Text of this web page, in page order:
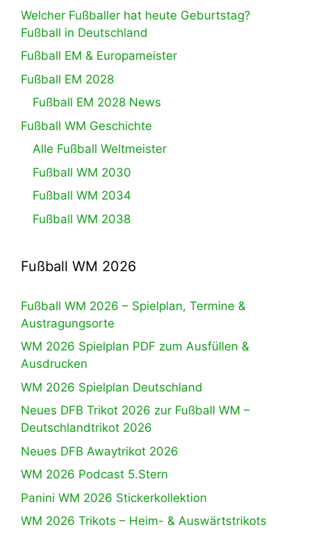
Welcher Fußballer hat heute Geburtstag?
Fußball in Deutschland
Fußball EM & Europameister
Fußball EM 2028
Fußball EM 2028 News
Fußball WM Geschichte
Alle Fußball Weltmeister
Fußball WM 2030
Fußball WM 2034
Fußball WM 2038
Fußball WM 2026
Fußball WM 2026 – Spielplan, Termine &
Austragungsorte
WM 2026 Spielplan PDF zum Ausfüllen &
Ausdrucken
WM 2026 Spielplan Deutschland
Neues DFB Trikot 2026 zur Fußball WM –
Deutschlandtrikot 2026
Neues DFB Awaytrikot 2026
WM 2026 Podcast 5.Stern
Panini WM 2026 Stickerkollektion
WM 2026 Trikots – Heim- & Auswärtstrikots